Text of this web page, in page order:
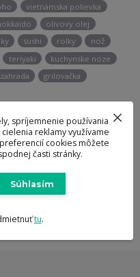
vietnamska polievka
olivovy olej
sushi rolky
nož
teriyaki
kuchynske noze
zahrada
grilovačka
135
spríjemnenie používania
reklamy využívame
cookies môžete
časti stránky.
Súhlasím
tu.